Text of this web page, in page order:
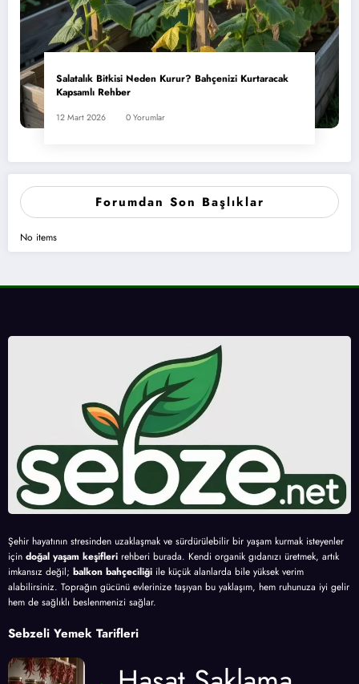
Salatalık Bitkisi Neden Kurur? Bahçenizi Kurtaracak
Kapsamlı Rehber
12 Mart 2026 0 Yorumlar
Forumdan Son Başlıklar
No items
Şehir hayatının stresinden uzaklaşmak ve sürdürülebilir bir yaşam kurmak isteyenler
için doğal yaşam keşifleri rehberi burada. Kendi organik gıdanızı üretmek, artık
imkansız değil; balkon bahçeciliği ile küçük alanlarda bile yüksek verim
alabilirsiniz. Toprağın gücünü evlerinize taşıyan bu yaklaşım, hem ruhunuza iyi gelir
hem de sağlıklı beslenmenizi sağlar.
Sebzeli Yemek Tarifleri